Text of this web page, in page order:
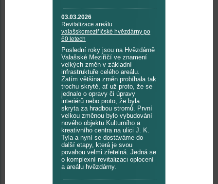
03.03.2026
Revitalizace areálu
valašskomeziříčské hvězdárny po
60 letech
Poslední roky jsou na Hvězdárně
Valašské Meziříčí ve znamení
velkých změn v základní
infrastruktuře celého areálu.
Zatím většina změn probíhala tak
trochu skrytě, ať už proto, že se
jednalo o opravy či úpravy
interiérů nebo proto, že byla
skryta za hradbou stromů. První
velkou změnou bylo vybudování
nového objektu Kulturního a
kreativního centra na ulici J. K.
Tyla a nyní se dostáváme do
další etapy, která je svou
povahou velmi zřetelná. Jedná se
o komplexní revitalizaci oplocení
a areálu hvězdárny.